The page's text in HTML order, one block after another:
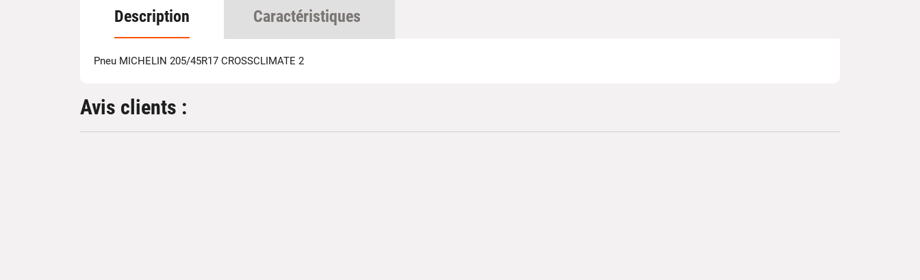
Description Caractéristiques
Pneu MICHELIN 205/45R17 CROSSCLIMATE 2
Avis clients :